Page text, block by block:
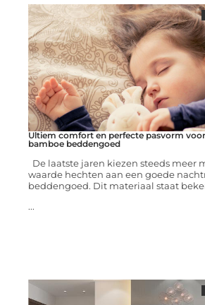
Ultiem comfort en perfecte pasvorm
bamboe beddengoed
De laatste jaren kiezen steeds meer
waarde hechten aan een goede
beddengoed. Dit materiaal staat
...